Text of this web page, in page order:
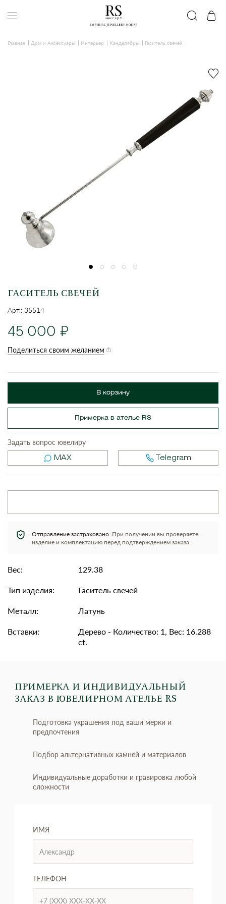
Главная Дом и Аксессуары Интерьер Канделябры Гаситель свечей
ГАСИТЕЛЬ СВЕЧЕЙ
Арт.: 35514
45 000
Поделиться своим желанием
В корзину
Примерка в ателье RS
Задать вопрос ювелиру
MAX Telegram
Отправление застраховано. При получении вы проверяете
изделие и комплектацию перед подтверждением заказа.
Вес:
129.38
Тип изделия:
Гаситель свечей
Металл:
Латунь
Вставки:
Дерево - Количество: 1, Вес: 16.288
ct.
ПРИМЕРКА И ИНДИВИДУАЛЬНЫЙ
ЗАКАЗ В ЮВЕЛИРНОМ АТЕЛЬЕ RS
Подготовка украшения под ваши мерки и
предпочтения
Подбор альтернативных камней и материалов
Индивидуальные доработки и гравировка любой
сложности
ИМЯ
ТЕЛЕФОН